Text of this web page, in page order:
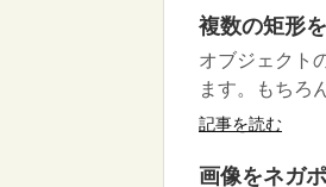
複数の矩形
オブジェクト
ます。もちろ
記事を読む
画像をネガ